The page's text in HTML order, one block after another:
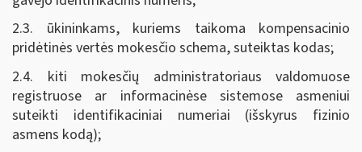
2.3. ūkininkams, kuriems taikoma kompensacinio
pridėtinės vertės mokesčio schema, suteiktas kodas;
2.4. kiti mokesčių administratoriaus valdomuose
registruose ar informacinėse sistemose asmeniui
suteikti identifikaciniai numeriai (išskyrus fizinio
asmens kodą);